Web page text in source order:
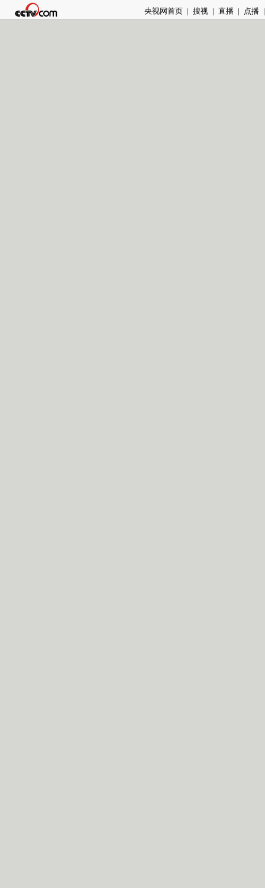
央视网首页 | 搜视 | 直播 | 点播 |